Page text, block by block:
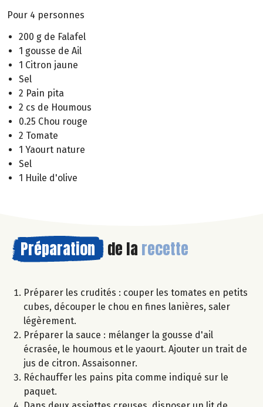
Pour 4 personnes
200 g de Falafel
1 gousse de Ail
1 Citron jaune
Sel
2 Pain pita
2 cs de Houmous
0.25 Chou rouge
2 Tomate
1 Yaourt nature
Sel
1 Huile d'olive
Préparation de la recette
Préparer les crudités : couper les tomates en petits
cubes, découper le chou en fines lanières, saler
légèrement.
Préparer la sauce : mélanger la gousse d'ail
écrasée, le houmous et le yaourt. Ajouter un trait de
jus de citron. Assaisonner.
Réchauffer les pains pita comme indiqué sur le
paquet.